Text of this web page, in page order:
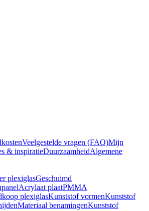
Veelgestelde vragen (FAQ)Mijn
& inspiratieDuurzaamheidAlgemene
plexiglasGeschuimd
Acrylaat plaatPMMA
plexiglasKunststof vormenKunststof
Materiaal benamingenKunststof